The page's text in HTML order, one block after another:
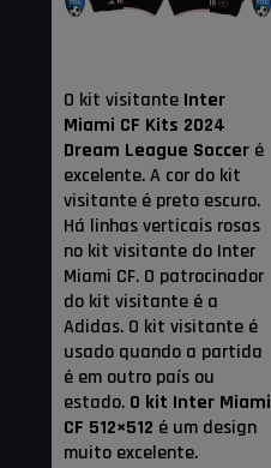
O kit visitante Inter
Miami CF Kits 2024
Dream League Socceré
excelente. A cor do kit
visitante é preto escuro.
Há linhas verticais rosas
no kit visitante do Inter
Miami CF. O patrocinador
do kit visitante é a
Adidas. O kit visitante é
usado quando a partida
é em outro país ou
estado. O kit Inter Miami
CF 512×512 é um design
muito excelente.